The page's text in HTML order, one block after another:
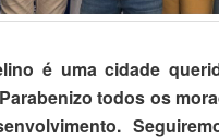
é uma cidade
todos os